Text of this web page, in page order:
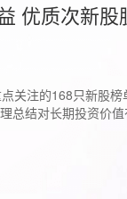
优质次新股
关注的168只新股
总结对长期投资价